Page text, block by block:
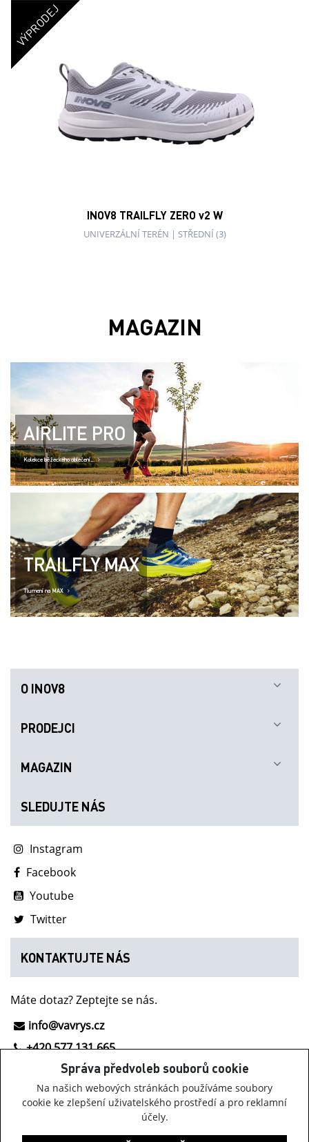
Správa předvoleb souborů cookie
Na našich webových stránkách používáme soubory
cookie ke zlepšení uživatelského prostředí a pro reklamní
účely.
VÝPRODEJ
INOV8 TRAILFLY ZERO v2 W
UNIVERZÁLNÍ TERÉN | STŘEDNÍ (3)
MAGAZIN
AIRLITE PRO
Kolekce běžeckého oblečení..
TRAILFLY MAX
Tlumení na MAX
O INOV8
PRODEJCI
MAGAZIN
SLEDUJTE NÁS
Instagram
Facebook
Youtube
Twitter
KONTAKTUJTE NÁS
Máte dotaz? Zeptejte se nás.
info@vavrys.cz
+420 577 131 665
NOVINKY Z INOV-8
Získávejte informace o obuvi Inov-8, našich akcích a
zajímavých novinkách.